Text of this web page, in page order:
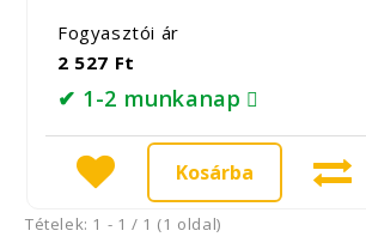
Fogyasztói ár
2 527 Ft
✔ 1-2 munkanap
Kosárba
Tételek: 1 - 1 / 1 (1 oldal)